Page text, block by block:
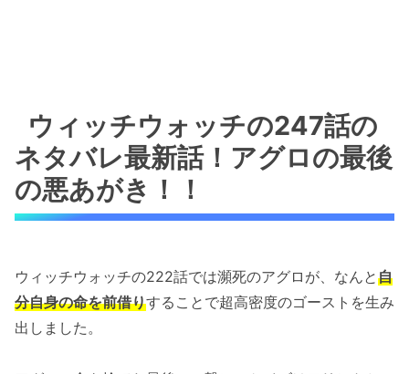
ウィッチウォッチの247話の
ネタバレ最新話！アグロの最後
の悪あがき！！
ウィッチウォッチの222話では瀕死のアグロが、なんと自
分自身の命を前借りすることで超高密度のゴーストを生み
出しました。